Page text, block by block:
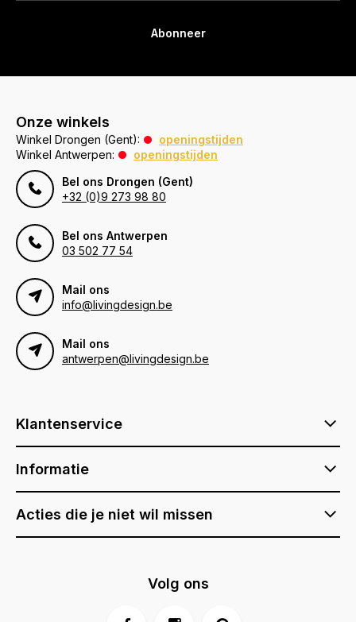
Abonneer
Onze winkels
Winkel Drongen (Gent):
openingstijden
Winkel Antwerpen:
openingstijden
Bel ons Drongen (Gent)
+32 (0)9 273 98 80
Bel ons Antwerpen
03 502 77 54
Mail ons
info@livingdesign.be
Mail ons
antwerpen@livingdesign.be
Klantenservice
Informatie
Acties die je niet wil missen
Volg ons